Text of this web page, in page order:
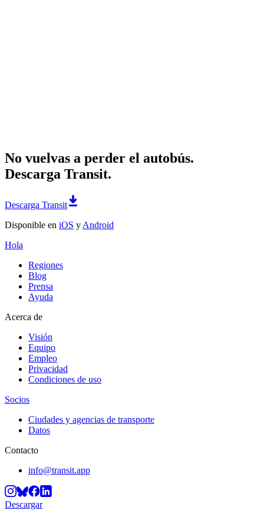
No vuelvas a perder el autobús.
Descarga Transit.
Descarga Transit
Disponible en iOS y Android
Hola
Regiones
Blog
Prensa
Ayuda
Acerca de
Visión
Equipo
Empleo
Privacidad
Condiciones de uso
Socios
Ciudades y agencias de transporte
Datos
Contacto
info@transit.app
Descargar